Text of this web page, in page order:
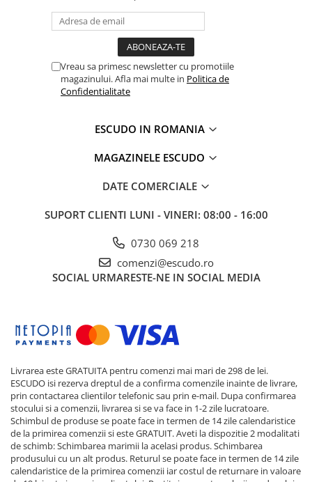
Vreau sa primesc newsletter cu promotiile
magazinului. Afla mai multe in Politica de
Confidentialitate
ESCUDO IN ROMANIA
MAGAZINELE ESCUDO
DATE COMERCIALE
SUPORT CLIENTI LUNI - VINERI: 08:00 - 16:00
0730 069 218
comenzi@escudo.ro
SOCIAL URMARESTE-NE IN SOCIAL MEDIA
Livrarea este GRATUITA pentru comenzi mai mari de 298 de lei.
ESCUDO isi rezerva dreptul de a confirma comenzile inainte de livrare,
prin contactarea clientilor telefonic sau prin e-mail. Dupa confirmarea
stocului si a comenzii, livrarea si se va face in 1-2 zile lucratoare.
Schimbul de produse se poate face in termen de 14 zile calendaristice
de la primirea comenzii si este GRATUIT. Aveti la dispozitie 2 modalitati
de schimb: Schimbarea marimii la acelasi produs. Schimbarea
produsului cu un alt produs. Returul se poate face in termen de 14 zile
calendaristice de la primirea comenzii iar costul de returnare in valoare